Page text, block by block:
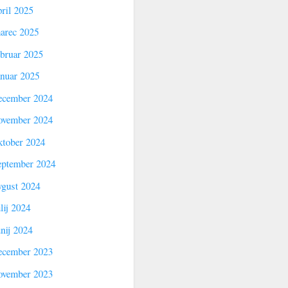
2025
2025
2025
2025
2024
2024
2024
2024
2024
2024
2024
2023
2023